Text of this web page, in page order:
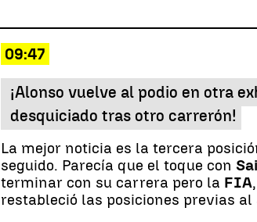
09:47
¡Alonso vuelve al podio en otra
desquiciado tras otro carrerón!
La mejor noticia es la tercera
seguido. Parecía que el toque con
terminar con su carrera pero la FIA
restableció las posiciones previas